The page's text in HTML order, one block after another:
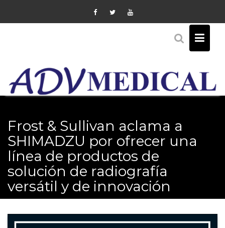
Frost & Sullivan aclama a
SHIMADZU por ofrecer una
línea de productos de
solución de radiografía
versátil y de innovación